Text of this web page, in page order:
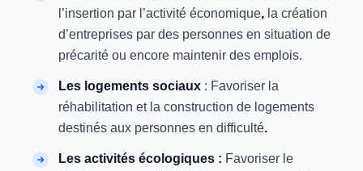
l’insertion par l’activité économique, la création
d’entreprises par des personnes en situation de
précarité ou encore maintenir des emplois.
Les logements sociaux : Favoriser la
réhabilitation et la construction de logements
destinés aux personnes en difficulté.
Les activités écologiques : Favoriser le